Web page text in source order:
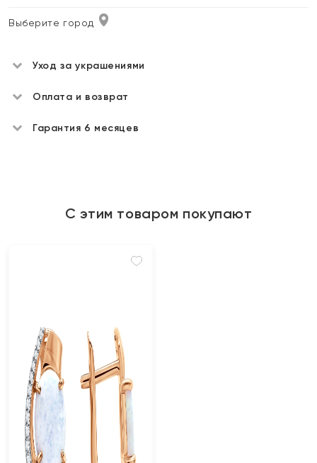
Выберите город
Уход за украшениями
Оплата и возврат
Гарантия 6 месяцев
С этим товаром покупают